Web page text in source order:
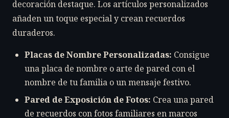
decoración destaque. Los artículos personalizados
añaden un toque especial y crean recuerdos
duraderos.
Placas de Nombre Personalizadas: Consigue
una placa de nombre o arte de pared con el
nombre de tu familia o un mensaje festivo.
Pared de Exposición de Fotos: Crea una pared
de recuerdos con fotos familiares en marcos